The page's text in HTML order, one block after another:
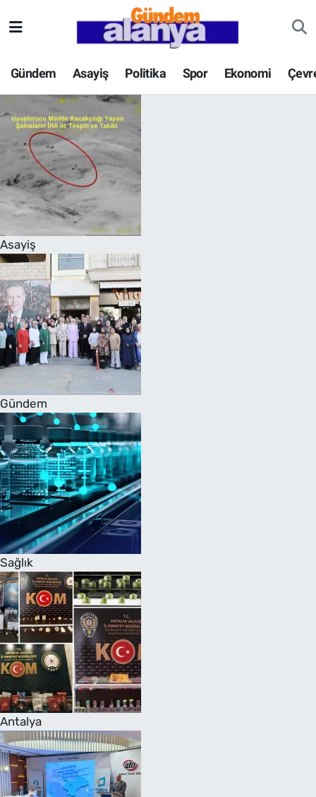
Gündem Asayiş Politika Spor Ekonomi
Asayiş
Gündem
Sağlık
Antalya